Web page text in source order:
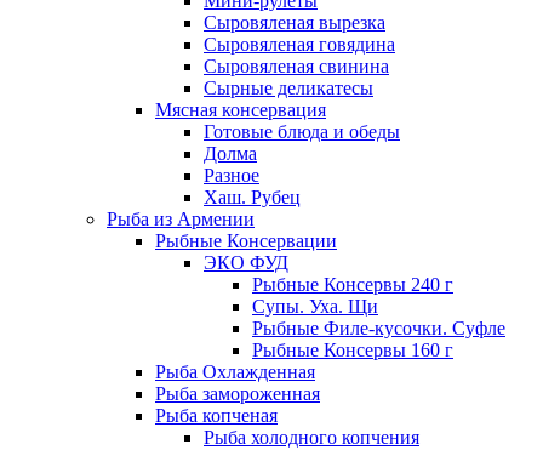
Сыровяленая вырезка
Сыровяленая говядина
Сыровяленая свинина
Сырные деликатесы
Мясная консервация
Готовые блюда и обеды
Долма
Разное
Хаш. Рубец
Рыба из Армении
Рыбные Консервации
ЭКО ФУД
Рыбные Консервы 240 г
Супы. Уха. Щи
Рыбные Филе-кусочки. Суфле
Рыбные Консервы 160 г
Рыба Охлажденная
Рыба замороженная
Рыба копченая
Рыба холодного копчения